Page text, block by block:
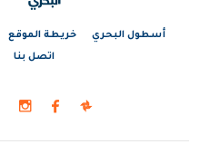
أسطول البحري خريطة الموقع
اتصل بنا